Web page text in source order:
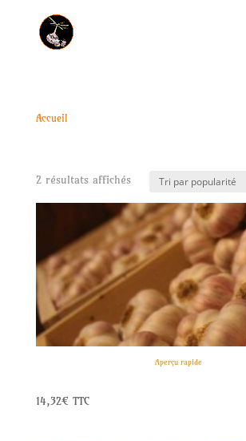
Accueil
2 résultats affichésTrié
popularité
Aperçu rapide
14,32€ TTC